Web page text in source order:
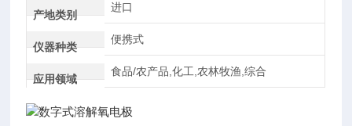
产地类别
进口
仪器种类
便携式
应用领域
食品/农产品,化工,农林牧渔,综合